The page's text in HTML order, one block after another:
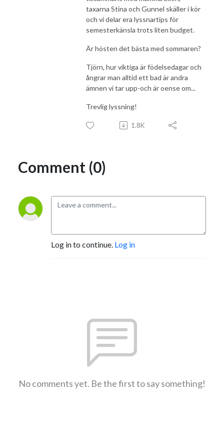
taxarna Stina och Gunnel skäller i kör
och vi delar era lyssnartips för
semesterkänsla trots liten budget.
Är hösten det bästa med sommaren?
Tjörn, hur viktiga är födelsedagar och
ångrar man alltid ett bad är andra
ämnen vi tar upp-och är oense om...
Trevlig lyssning!
1.8K
Comment (0)
Log in to continue. Log in
No comments yet. Be the first to say something!